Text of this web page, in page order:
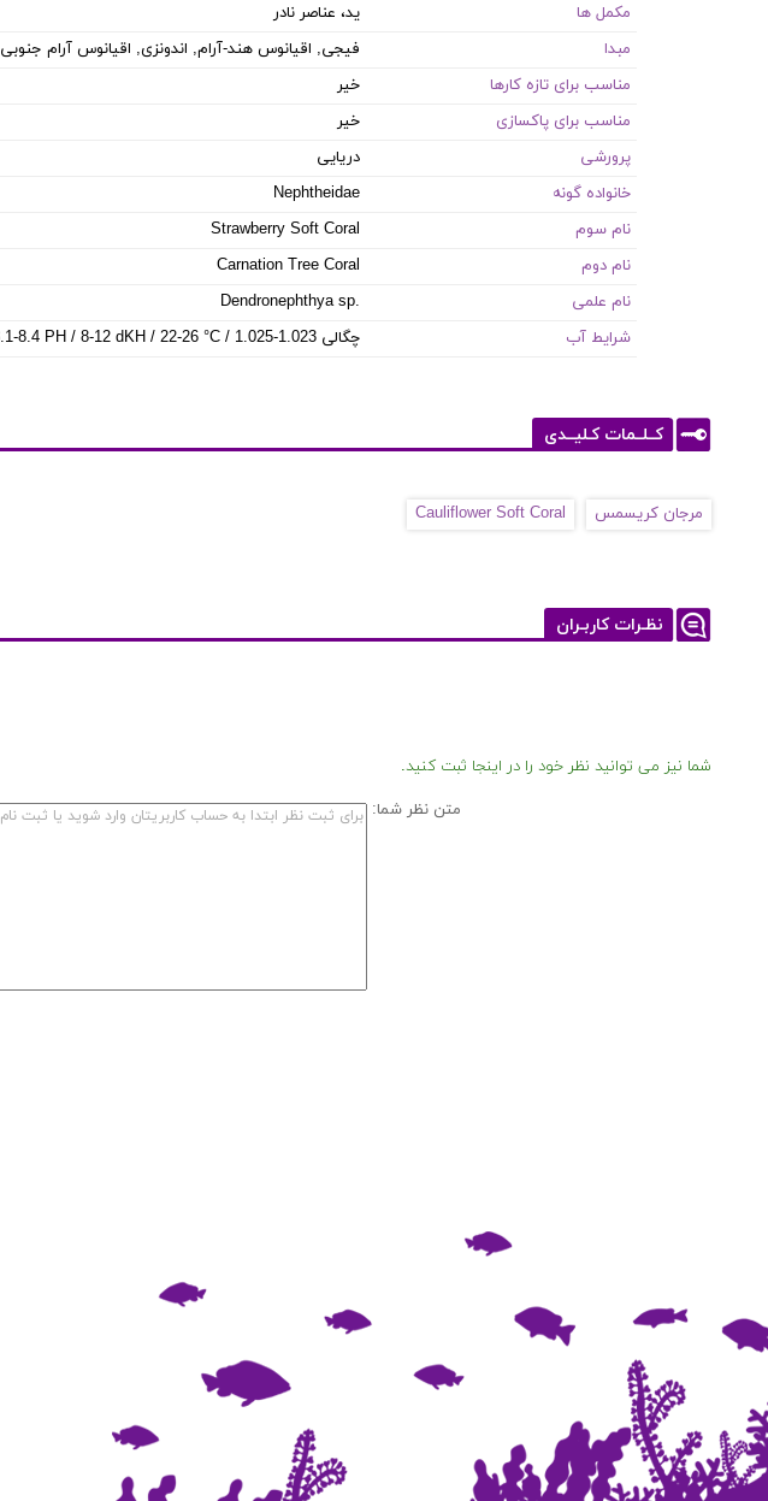
مکمل ها
ید، عناصر نادر
مبدا
فیجی, اقیانوس هند-آرام, اندونزی, اقیانوس آرام جنوبی
مناسب برای تازه کارها
خیر
مناسب برای پاکسازی
خیر
پرورشی
دریایی
خانواده گونه
Nephtheidae
نام سوم
Strawberry Soft Coral
نام دوم
Carnation Tree Coral
نام علمی
Dendronephthya sp.
شرایط آب
8.1-8.4 PH / 8-12 dKH / 22-26 °C / چگالی 1.023-1.025
کــلــمات کـلیــدی
مرجان کریسمس Cauliflower Soft Coral
نظـرات کاربـران
شما نیز می توانید نظر خود را در اینجا ثبت کنید.
متن نظر شما: